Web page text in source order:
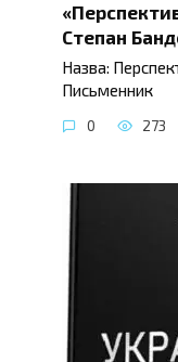
Степан
Назва:
Письменник
0 273